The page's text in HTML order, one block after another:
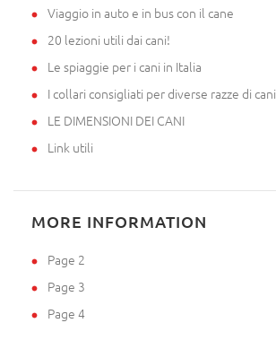
Viaggio in auto e in bus con il cane
20 lezioni utili dai cani!
Le spiaggie per i cani in Italia
I collari consigliati per diverse razze di cani
LE DIMENSIONI DEI CANI
Link utili
MORE INFORMATION
Page 2
Page 3
Page 4